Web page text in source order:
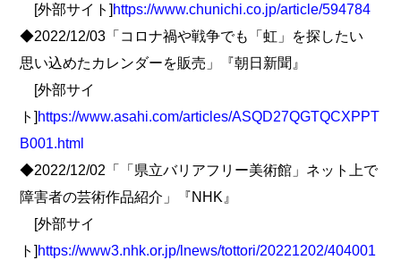
[外部サイト] https://www.chunichi.co.jp/article/594784
◆2022/12/03「コロナ禍や戦争でも「虹」を探したい
思い込めたカレンダーを販売」『朝日新聞』
[外部サイ
ト] https://www.asahi.com/articles/ASQD27QGTQCXPPT
B001.html
◆2022/12/02「「県立バリアフリー美術館」ネット上で
障害者の芸術作品紹介」『NHK』
[外部サイ
ト] https://www3.nhk.or.jp/lnews/tottori/20221202/404001